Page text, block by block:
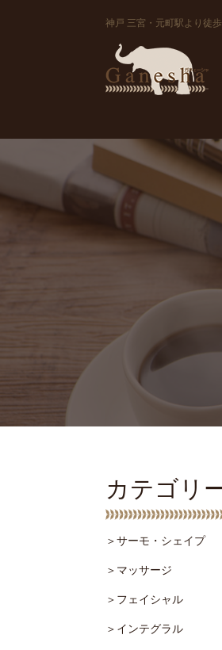
神戸 三宮・元町駅より徒
カテゴリ
＞サーモ・シェイプ
＞マッサージ
＞フェイシャル
＞インテグラル